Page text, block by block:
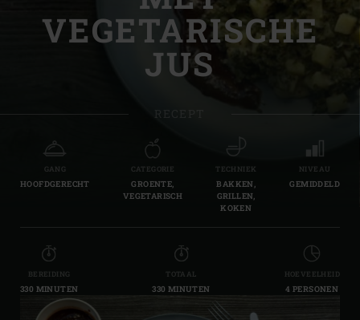
VEGETARISCHE
JUS
GANG
HOOFDGERECHT
CATEGORIE
GROENTE,
VEGETARISCH
TECHNIEK
BAKKEN,
GRILLEN,
KOKEN
NIVEAU
GEMIDDELD
BEREIDING
330 MINUTEN
TOTAAL
330 MINUTEN
HOEVEELHEID
4 PERSONEN